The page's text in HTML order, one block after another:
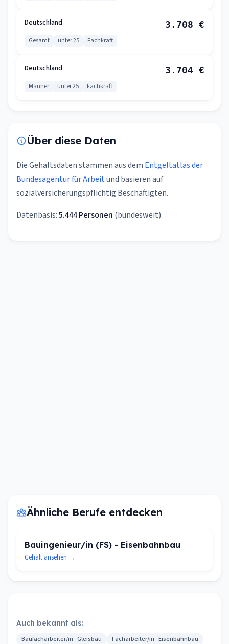
Deutschland 3.708 €
Gesamt unter 25 Fachkraft
Deutschland 3.704 €
Männer unter 25 Fachkraft
Über diese Daten
Die Gehaltsdaten stammen aus dem Entgeltatlas der
Bundesagentur für Arbeitund basieren auf
sozialversicherungspflichtig Beschäftigten.
Datenbasis:5.444 Personen (bundesweit).
Ähnliche Berufe entdecken
Bauingenieur/in (FS) - Eisenbahnbau
Gehalt ansehen →
Auch bekannt als:
Baufacharbeiter/in - Gleisbau
Facharbeiter/in - Eisenbahnbau